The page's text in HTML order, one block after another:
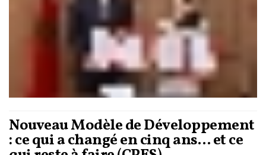
Nouveau Modèle de Développement
: ce qui a changé en cinq ans… et ce